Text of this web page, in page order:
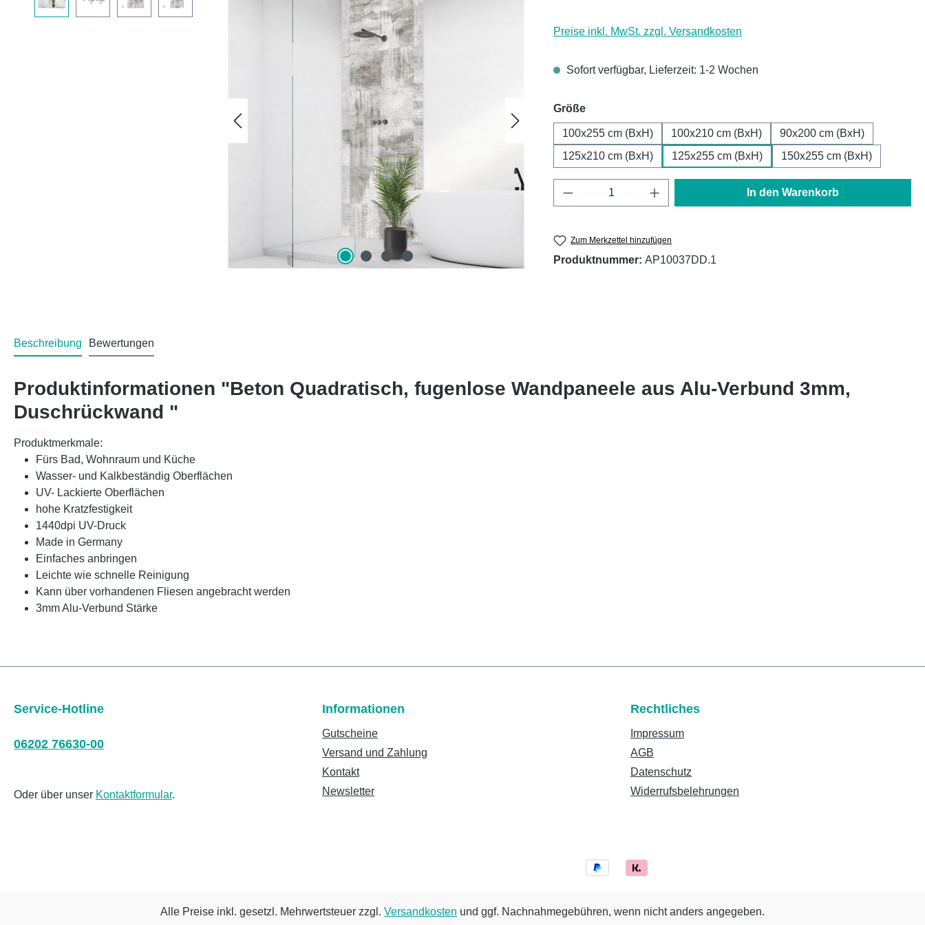
Preise inkl. MwSt. zzgl. Versandkosten
Sofort verfügbar, Lieferzeit: 1-2 Wochen
Größeauswählen
100x255 cm (BxH) 100x210 cm (BxH)
90x200 cm (BxH)
125x210 cm (BxH)
125x255 cm (BxH) 150x255 cm (BxH)
Produkt Anzahl: Gib den gewünschten Wert ein
In den Warenkorb
Zum Merkzettel hinzufügen
Produktnummer: AP10037DD.1
Beschreibung Bewertungen
Produktinformationen "Beton Quadratisch, fugenlose Wandpaneele aus Alu-Verbund 3mm,
Duschrückwand "
Produktmerkmale:
Fürs Bad, Wohnraum und Küche
Wasser- und Kalkbeständig Oberflächen
UV- Lackierte Oberflächen
hohe Kratzfestigkeit
1440dpi UV-Druck
Made in Germany
Einfaches anbringen
Leichte wie schnelle Reinigung
Kann über vorhandenen Fliesen angebracht werden
3mm Alu-Verbund Stärke
Service-Hotline
06202 76630-00
Oder über unser Kontaktformular.
Informationen
Gutscheine
Versand und Zahlung
Kontakt
Newsletter
Rechtliches
Impressum
AGB
Datenschutz
Widerrufsbelehrungen
Alle Preise inkl. gesetzl. Mehrwertsteuer zzgl. Versandkosten und ggf. Nachnahmegebühren, wenn nicht anders angegeben.